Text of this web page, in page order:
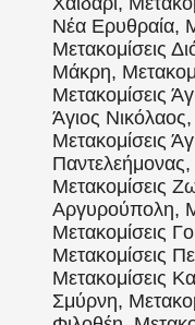
Νέα Ερυθραία,
Μετακομίσεις
Μάκρη,
Μετακομίσεις
Άγιος Νικόλαος,
Μετακομίσεις
Μετακομίσεις
Αργυρούπολη,
Μετακομίσεις
Μετακομίσεις
Μετακομίσεις
Σμύρνη,